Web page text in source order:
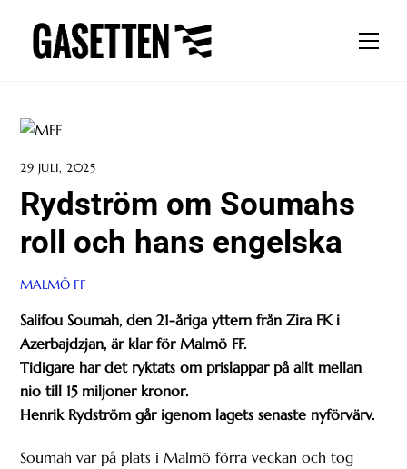
content
29 JULI, 2025
Rydström om Soumahs
roll och hans engelska
MALMÖ FF
Salifou Soumah, den 21-åriga yttern från Zira FK i
Azerbajdzjan, är klar för Malmö FF.
Tidigare har det ryktats om prislappar på allt mellan
nio till 15 miljoner kronor.
Henrik Rydström går igenom lagets senaste nyförvärv.
Soumah var på plats i Malmö förra veckan och tog